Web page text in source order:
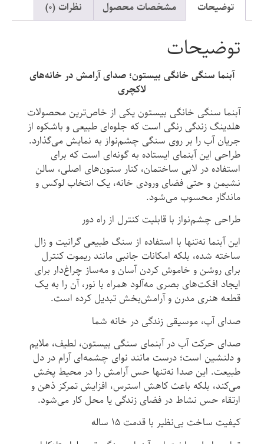
توضیحات مشخصات محصول نظرات (۰)
توضیحات
آبنما سنگی خانگی بیستون؛ صدای آرامش در خانه‌های
لاکچری
آبنما سنگی خانگی بیستون یکی از خاص‌ترین محصولات
هلدینگ زندگی رنگی است که جلوه‌ای طبیعی و باشکوه از
جریان آب را بر روی سنگی چشم‌نواز به نمایش می‌گذارد.
طراحی این آبنمای ایستاده به گونه‌ای است که برای
استفاده در لابی ساختمان، کنار ستون‌های اصلی، سالن
نشیمن و حتی فضای ورودی خانه، یک انتخاب لوکس و
ماندگار محسوب می‌شود.
طراحی چشم‌نواز با قابلیت کنترل از راه دور
این آبنما نه‌تنها با استفاده از سنگ طبیعی گرانیت و زال
ساخته شده، بلکه امکانات جانبی مانند ریموت کنترل
برای روشن و خاموش کردن آسان و مه‌ساز چراغ‌دار برای
ایجاد افکت‌های بصری مه‌آلود همراه با نور، آن را به یک
قطعه هنری مدرن و آرامش‌بخش تبدیل کرده است.
صدای آب، موسیقی زندگی در خانه شما
صدای حرکت آب در آبنمای سنگی بیستون، لطیف، ملایم
و دلنشین است؛ درست مانند نوای چشمه‌ای آرام در دل
طبیعت. این صدا نه‌تنها حس آرامش را در محیط پخش
می‌کند، بلکه باعث کاهش استرس، افزایش تمرکز ذهن و
ارتقاء حس نشاط در فضای زندگی یا محل کار می‌شود.
کیفیت ساخت بی‌نظیر با قدمت ۱۵ ساله